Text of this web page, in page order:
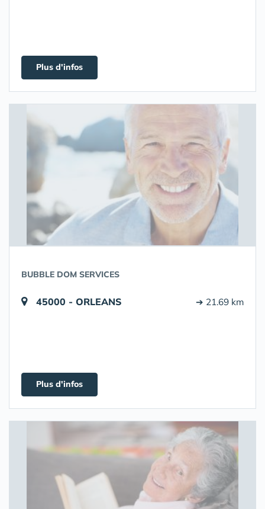
Plus d'infos
BUBBLE DOM SERVICES
45000 - ORLEANS ➔ 21.69 km
Plus d'infos